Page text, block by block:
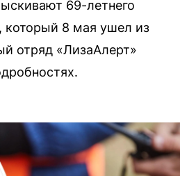
69-летнего
8 мая ушел из
отряд «ЛизаАлерт»